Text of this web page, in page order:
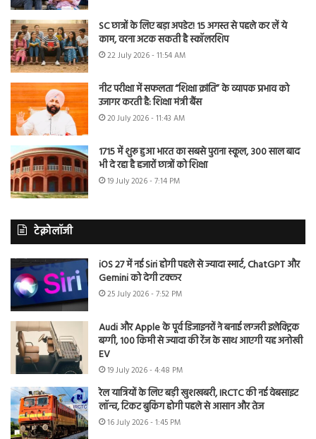
SC छात्रों के लिए बड़ा अपडेट! 15 अगस्त से पहले कर लें ये
काम, वरना अटक सकती है स्कॉलरशिप
22 July 2026 - 11:54 AM
नीट परीक्षा में सफलता “शिक्षा क्रांति” के व्यापक प्रभाव को
उजागर करती है: शिक्षा मंत्री बैंस
20 July 2026 - 11:43 AM
1715 में शुरू हुआ भारत का सबसे पुराना स्कूल, 300 साल बाद
भी दे रहा है हजारों छात्रों को शिक्षा
19 July 2026 - 7:14 PM
टेक्नोलॉजी
iOS 27 में नई Siri होगी पहले से ज्यादा स्मार्ट, ChatGPT और
Gemini को देगी टक्कर
25 July 2026 - 7:52 PM
Audi और Apple के पूर्व डिजाइनरों ने बनाई लग्जरी इलेक्ट्रिक
बग्गी, 100 किमी से ज्यादा की रेंज के साथ आएगी यह अनोखी
EV
19 July 2026 - 4:48 PM
रेल यात्रियों के लिए बड़ी खुशखबरी, IRCTC की नई वेबसाइट
लॉन्च, टिकट बुकिंग होगी पहले से आसान और तेज
16 July 2026 - 1:45 PM